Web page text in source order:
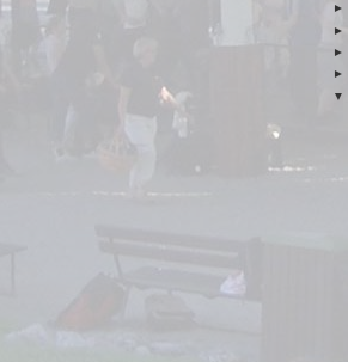
►
►
►
►
▼